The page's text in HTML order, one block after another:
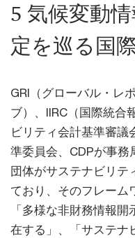
5 気候変動
定を巡る国
GRI（グローバル・レ
ブ）、IIRC（国際統合
ビリティ会計基準審議
準委員会、CDPが事務
団体がサステナビリテ
ており、そのフレーム
「多様な非財務情報
在する」、「サステナ